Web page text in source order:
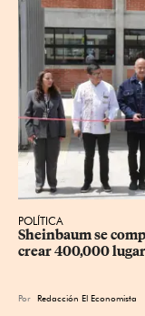
POLÍTICA
Sheinbaum se
crear 400,000
Por Redacción El Economista